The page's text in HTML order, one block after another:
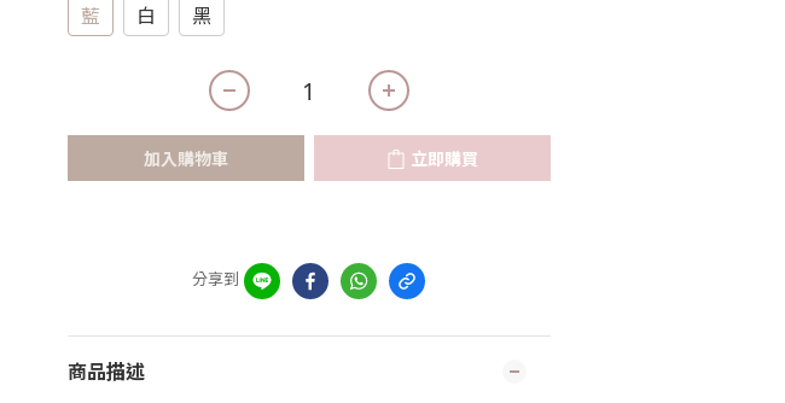
藍 白 黑
加入購物車 立即購買
分享到
商品描述